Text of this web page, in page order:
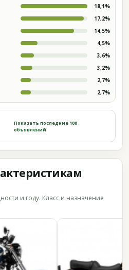
18,1%
17,2%
14,5%
4,5%
3,6%
3,2%
2,7%
2,7%
Показать последние 100
объявлений
и году. Класс и назначение